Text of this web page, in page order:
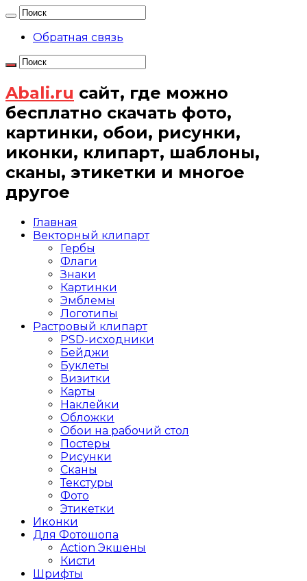
Обратная связь
Abali.ru сайт, где можно
бесплатно скачать фото,
картинки, обои, рисунки,
иконки, клипарт, шаблоны,
сканы, этикетки и многое
другое
Главная
Векторный клипарт
Гербы
Флаги
Знаки
Картинки
Эмблемы
Логотипы
Растровый клипарт
PSD-исходники
Бейджи
Буклеты
Визитки
Карты
Наклейки
Обложки
Обои на рабочий стол
Постеры
Рисунки
Сканы
Текстуры
Фото
Этикетки
Иконки
Для Фотошопа
Action Экшены
Кисти
Шрифты